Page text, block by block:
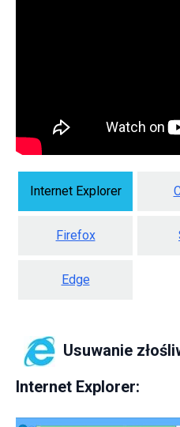
Internet Explorer
Firefox
Edge
Usuwanie
Internet Explorer: